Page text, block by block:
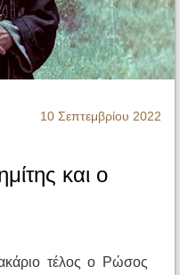
10 Σεπτεμβρίου 2022
και ο
τέλος ο Ρώσος